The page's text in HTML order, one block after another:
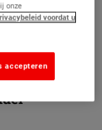
onze
voordat u
accepteren